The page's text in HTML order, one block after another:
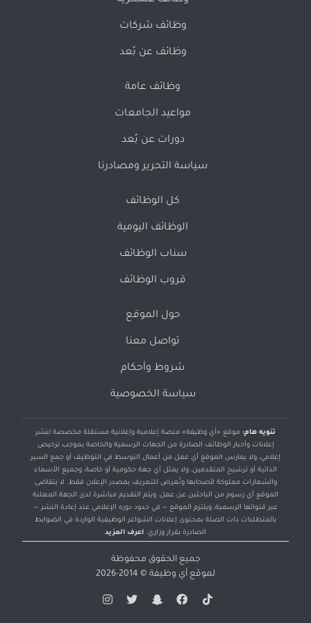
وظائف شركات
وظائف عن بُعد
وظائف عامة
مواعيد الجامعات
دورات عن بُعد
سياسة التحرير ومصادرنا
كل الوظائف
الوظائف اليومية
سناب الوظائف
قروب الوظائف
حول الموقع
تواصل معنا
شروط وأحكام
سياسة الخصوصية
تنويه هام: موقع «أي وظيفة» منصة إعلامية وإعلانية مستقلة مخصصة لنشر
إعلانات وأخبار الوظائف الصادرة من الجهات الرسمية والخاصة بموجب ترخيص
إعلامي، ولا يمارس الموقع أي عمل من أعمال التوسط في التوظيف أو جمع السير
الذاتية أو ترشيح المتقدمين، ولا يمثل أي جهة حكومية أو خاصة، وجميع الأسماء
والشعارات مملوكة لأصحابها وتُعرض للتعريف بمصدر الإعلان فقط. لا يتقاضى
الموقع أي رسوم من الباحثين عن عمل، ويتم التقديم مباشرة لدى الجهة المعلنة
عبر قنواتها الرسمية، ويلتزم الموقع — في حدود دوره الإعلامي عند إعادة النشر —
بالمتطلبات ذات الصلة بمحتوى إعلانات الشواغر الوظيفية الواردة في الضوابط
الصادرة بقرار وزاري. اعرف المزيد
جميع الحقوق محفوظة
لموقع أي وظيفة © 2014-2026